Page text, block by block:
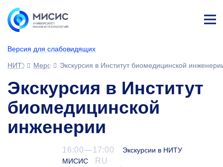
Версия для слабовидящих
ине
НИТУ МИСИСМероприятияЭкскурсия в Институт биомедицинской
Экскурсия в Институт
биомедицинской
инженерии
16:00—17:00
Экскурсии в НИТУ
МИСИС
RU